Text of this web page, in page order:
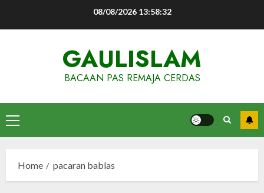
08/08/2026 13:58:32
GAULISLAM
BACAAN PAS REMAJA CERDAS
Primary
Menu
Home pacaran bablas